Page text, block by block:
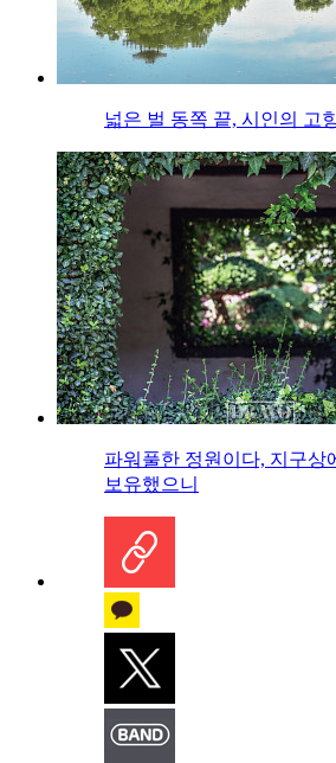
넓은 벌 동쪽 끝, 시인의 고
파워풀한 정원이다, 지구상
보유했으니